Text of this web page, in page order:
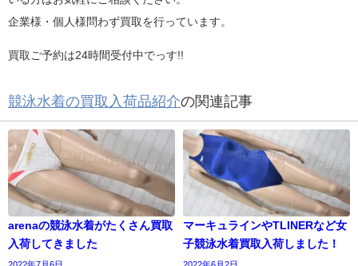
企業様・個人様問わず買取を行っています。
買取ご予約は24時間受付中でっす!!
競泳水着の買取入荷品紹介の関連記事
arenaの競泳水着がたくさん買取
入荷してきました
マーキュラインやTLINERなど女
子競泳水着買取入荷しました！